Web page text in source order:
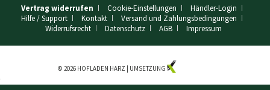
Vertrag widerrufen Cookie-Einstellungen
Händler-Login
Hilfe / Support
Kontakt
Versand und Zahlungsbedingungen
Widerrufsrecht
Datenschutz AGB Impressum
© 2026 HOFLADEN HARZ | UMSETZUNG